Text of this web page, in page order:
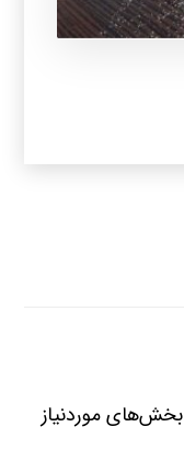
بخش‌های موردنیاز